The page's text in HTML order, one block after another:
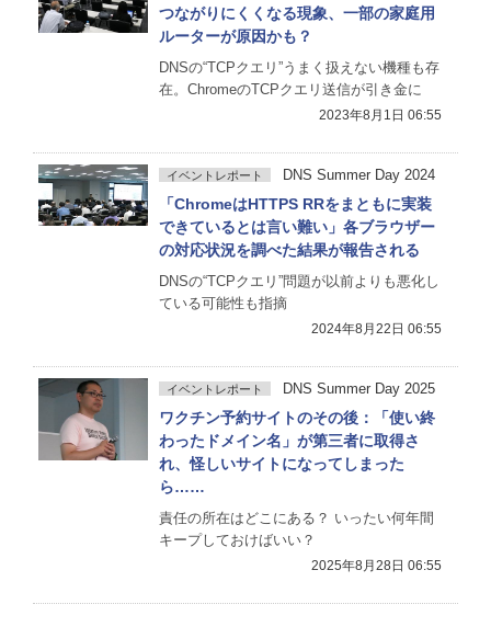
つながりにくくなる現象、一部の家庭用
ルーターが原因かも？
DNSの“TCPクエリ”うまく扱えない機種も存
在。ChromeのTCPクエリ送信が引き金に
2023年8月1日 06:55
イベントレポート DNS Summer Day 2024
「ChromeはHTTPS RRをまともに実装
できているとは言い難い」各ブラウザー
の対応状況を調べた結果が報告される
DNSの“TCPクエリ”問題が以前よりも悪化し
ている可能性も指摘
2024年8月22日 06:55
イベントレポート DNS Summer Day 2025
ワクチン予約サイトのその後：「使い終
わったドメイン名」が第三者に取得さ
れ、怪しいサイトになってしまった
ら……
責任の所在はどこにある？ いったい何年間
キープしておけばいい？
2025年8月28日 06:55